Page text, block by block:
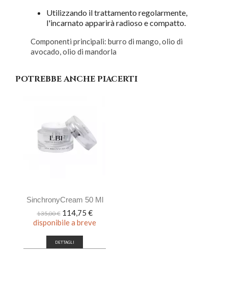
Utilizzando il trattamento regolarmente,
l'incarnato apparirà radioso e compatto.
Componenti principali: burro di mango, olio di
avocado, olio di mandorla
POTREBBE ANCHE PIACERTI
SinchronyCream 50 Ml
Prezzo
base
135,00 € Prezzo
114,75 €
disponibile a breve
DETTAGLI